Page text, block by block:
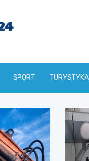
SPORT TURYSTYKA